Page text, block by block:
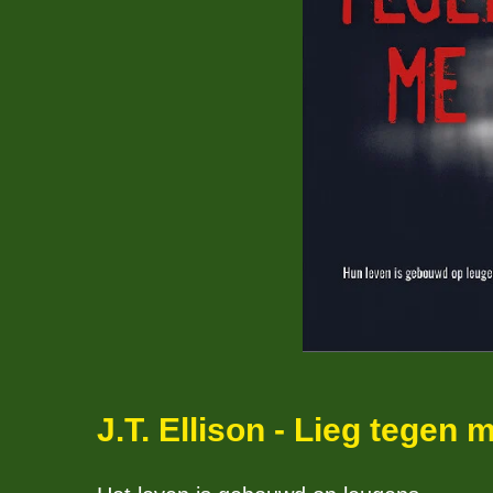
J.T. Ellison - Lieg tegen